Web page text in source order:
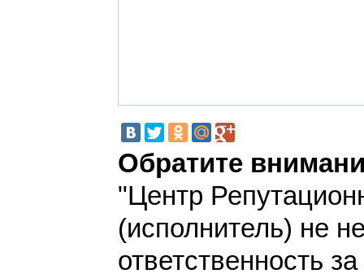
Обратите
"Центр
(исполнитель) не
ответственность